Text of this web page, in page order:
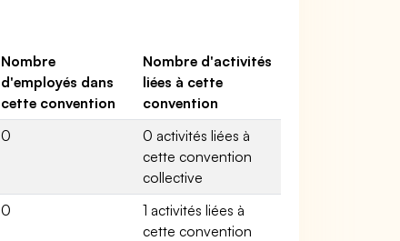
Nombre
d'employés dans
cette convention
Nombre d'activités
liées à cette
convention
0
0 activités liées à
cette convention
collective
0
1 activités liées à
cette convention